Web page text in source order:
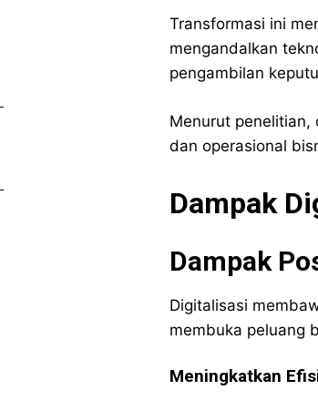
Transformasi ini
mengandalkan
pengambilan
Menurut penelitian,
dan operasional
Dampak
Dampak
Digitalisasi
membuka peluang
Meningkatkan